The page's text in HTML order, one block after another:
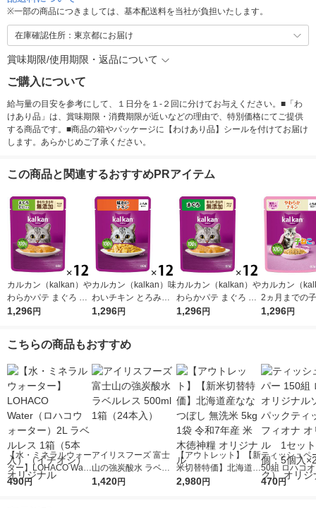
※一部の商品につきましては、基本配送料を当社が負担いたします。
在庫確認住所：東京都にお届け
賞味期限/使用期限・返品について
ご購入について
給与量の目安を参考にして、１日分を１‐２回に分けてお与えください。■「わ
けあり品」は、賞味期限・消費期限が近いなどの理由で、特別価格にてご提供
する商品です。■商品の箱やパッケージに【わけあり品】シールを付けてお届け
します。あらかじめご了承ください。
この商品と関連するおすすめPRアイテム
カルカン（kalkan）や
わらかパテ まぐろ た
い入り 着色料・発色
ト
1,296円
カルカン（kalkan）味
わいチキン とろみ仕
立て 60g 12袋 マース
1,296円
カルカン（kalkan）や
わらかパテ まぐろ 着
色料・発色剤 無添加
1,296円
カルカン（
2ヵ月までの
やわらかチキ
1,296円
こちらの商品もおすすめ
【水・ミネラルウォー
ター】LOHACO Wate
r（ロハコウォータ
490円
アイリスフーズ 富士
山の強炭酸水 ラベル
レス 500ml 1箱（24
1,420円
【アウトレット】【新
米切替特価】北海道産
ななつぼし 無洗米 5k
2,980円
ティッシュペ
50組 ロハコ
ルソフトパッ
470円